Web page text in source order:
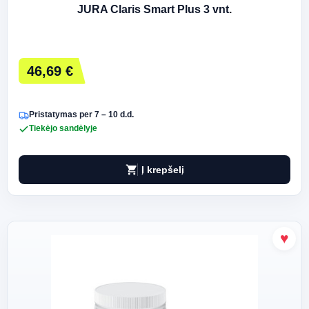
JURA Claris Smart Plus 3 vnt.
46,69 €
Pristatymas per 7 – 10 d.d.
Tiekėjo sandėlyje
shopping_cart Į krepšelį